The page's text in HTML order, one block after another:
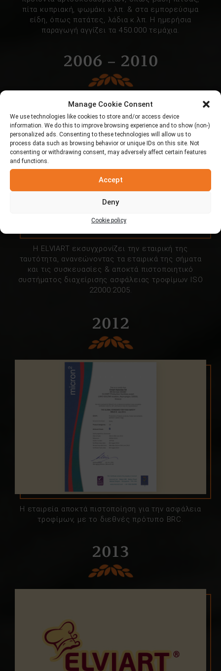
Manage Cookie Consent
We use technologies like cookies to store and/or access device
information. We do this to improve browsing experience and to show (non-)
personalized ads. Consenting to these technologies will allow us to
process data such as browsing behavior or unique IDs on this site. Not
consenting or withdrawing consent, may adversely affect certain features
and functions.
Accept
Deny
Cookie policy
πίτα κυπριακή, ψωμάκι κ.λπ. & στα εμπορεύσιμα
είδη, όπως πατάτες, λάδια κ.λπ. Η ημερήσια
παραγωγή αγγίζει τα 450.000 τεμάχια.
H ΕLVIART εκσυγχρονίζει την εταιρική της
ταυτότητα, ανανεώνοντας τα εταιρικά της σήματα
και τις συσκευασίες & αποκτά πιστοποιητικό
συστήματος διαχείρισης ασφάλειας τροφίμων ISO
22000:2005.
2006 – 2010
Η εταιρεία αποκτά πιστοποίηση για την ασφάλεια
τροφίμων, με το διεθνές πρότυπο BRC.
2012
2013